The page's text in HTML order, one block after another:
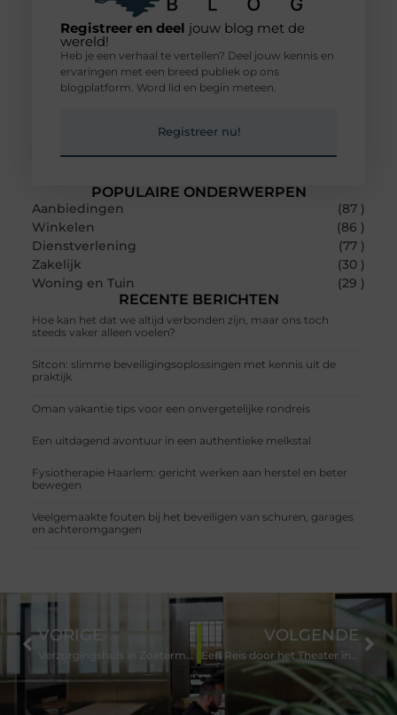
POPULAIRE ONDERWERPEN
Aanbiedingen
(87 )
Winkelen
(86 )
Dienstverlening
(77 )
Zakelijk
(30 )
Woning en Tuin
(29 )
RECENTE BERICHTEN
Hoe kan het dat we altijd verbonden zijn, maar ons toch
steeds vaker alleen voelen?
Sitcon: slimme beveiligingsoplossingen met kennis uit de
praktijk
Oman vakantie tips voor een onvergetelijke rondreis
Een uitdagend avontuur in een authentieke melkstal
Fysiotherapie Haarlem: gericht werken aan herstel en beter
bewegen
Veelgemaakte fouten bij het beveiligen van schuren, garages
en achteromgangen
Registreer en deel jouw blog met de
wereld!
Heb je een verhaal te vertellen? Deel jouw kennis en
ervaringen met een breed publiek op ons
blogplatform. Word lid en begin meteen.
Registreer nu!
VORIGE
Verzorgingshuis in Zoetermeer – Een Thuis vol Zorg en Gezelligheid
VOLGENDE
Een Reis door het Theater in Zeist